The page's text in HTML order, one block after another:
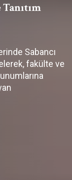
Sabancı
fakülte ve